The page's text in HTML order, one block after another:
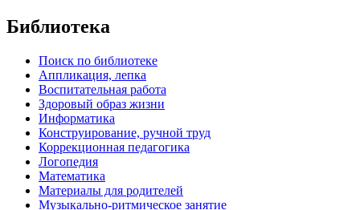
Библиотека
Поиск по библиотеке
Аппликация, лепка
Воспитательная работа
Здоровый образ жизни
Информатика
Конструирование, ручной труд
Коррекционная педагогика
Логопедия
Математика
Материалы для родителей
Музыкально-ритмическое занятие